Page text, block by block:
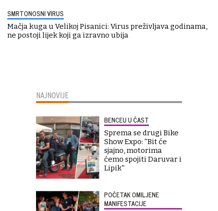
SMRTONOSNI VIRUS
Mačja kuga u Velikoj Pisanici: Virus preživljava godinama,
ne postoji lijek koji ga izravno ubija
NAJNOVIJE
BENCEU U ČAST
Sprema se drugi Bike
Show Expo: ''Bit će
sjajno, motorima
ćemo spojiti Daruvar i
Lipik''
POČETAK OMILJENE
MANIFESTACIJE